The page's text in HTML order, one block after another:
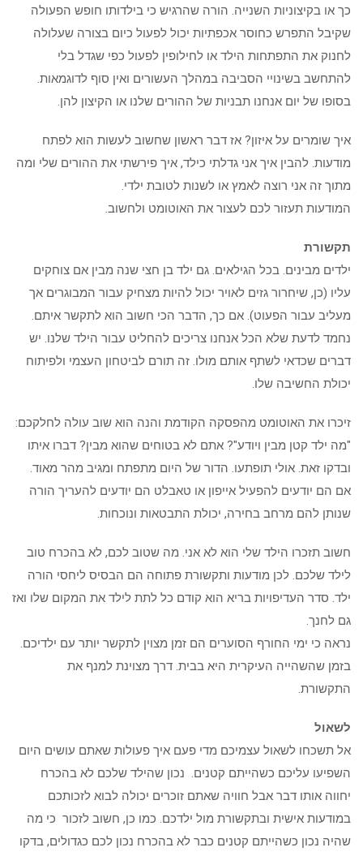
כך או בקיצוניות השנייה. הורה שהרגיש כי בילדותו חופש הפעולה
שקיבל התפרש כחוסר אכפתיות יכול לפעול כיום בצורה שעלולה
לחנוק את התפתחות הילד או לחילופין לפעול כפי שגדל בלי
להתחשב בשינויי הסביבה במהלך העשורים ואין סוף לדוגמאות.
בסופו של יום אנחנו תבניות של ההורים שלנו או הקיצון להן.
איך שומרים על איזון? אז דבר ראשון שחשוב לעשות הוא לפתח
מודעות. להבין איך אני גדלתי כילד, איך פירשתי את ההורים שלי ומה
מתוך זה אני רוצה לאמץ או לשנות לטובת ילדי.
המודעות תעזור לכם לעצור את האוטומט ולחשוב.
תקשורת
ילדים מבינים. בכל הגילאים. גם ילד בן חצי שנה מבין אם צוחקים
עליו (כן, שיחרור גזים לאויר יכול להיות מצחיק עבור המבוגרים אך
מעליב עבור הפעוט). אם כך, הדבר הכי חשוב הוא לתקשר איתם.
נחמד לדעת שלא הכל אנחנו צריכים להחליט עבור הילד שלנו. יש
דברים שכדאי לשתף אותם מולו. זה תורם לביטחון העצמי ולפיתוח
יכולת החשיבה שלו.
זיכרו את האוטומט מהפסקה הקודמת והנה הוא שוב עולה לחלקכם:
"מה ילד קטן מבין ויודע"? אתם לא בטוחים שהוא מבין? דברו איתו
ובדקו זאת. אולי תופתעו. הדור של היום מתפתח ומגיב מהר מאוד.
אם הם יודעים להפעיל אייפון או טאבלט הם יודעים להעריך הורה
שנותן להם מרחב בחירה, יכולת התבטאות ונוכחות.
חשוב תזכרו הילד שלי הוא לא אני. מה שטוב לכם, לא בהכרח טוב
לילד שלכם. לכן מודעות ותקשורת פתוחה הם הבסיס ליחסי הורה
ילד. סדר העדיפויות בריא הוא קודם כל לתת לילד את המקום שלו ואז
גם לחנך.
נראה כי ימי החורף הסוערים הם זמן מצוין לתקשר יותר עם ילדיכם.
בזמן שהשהייה העיקרית היא בבית. דרך מצוינת למנף את
התקשורת.
לשאול
אל תשכחו לשאול עצמיכם מדי פעם איך פעולות שאתם עושים היום
השפיעו עליכם כשהייתם קטנים. נכון שהילד שלכם לא בהכרח
יחווה אותו דבר אבל חוויה שאתם זוכרים יכולה לבוא לזכותכם
במודעות אישית ובתקשורת מול ילדכם. כמו כן, חשוב לזכור כי מה
שהיה נכון כשהייתם קטנים כבר לא בהכרח נכון לכם כגדולים, בדקו